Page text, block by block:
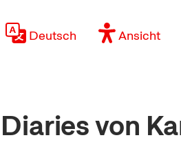
Deutsch
Ansicht
von